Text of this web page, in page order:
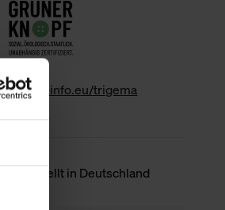
www.gk-info.eu/trigema
Hergestellt in Deutschland